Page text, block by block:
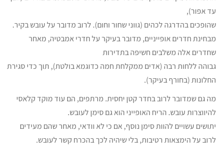
עד אפור),
שהופכים בהדרגה לכהים (גווני שחור וחום). לרוב מדובר על עובש בקיר.
מבחינת חדרים אופייניים, מדובר בעיקר על חדרי אמבטיה, מאחר
שחדרים אלה משלבים חשיפה בתדירות
גבוהה ללחות רבה (אדים ממקלחת חמה כדוגמא בולטת), תוך כדי סגירת
החלונות (בחורף בעיקר).
מה גם שמדובר לרוב בחדר קטן יחסית. מרתפים, הם עוד מוקד קלאסי
להיווצרות עובש. הריח האופייני הוא גם סימן לעובש.
יתושים עשויים להוות סימן נוסף, אם כי לא וודאי, מאחר שהם מעידים
לרוב על הימצאות רטיבות, בלי שיהיה לכך בהכרח קשר לעובש.